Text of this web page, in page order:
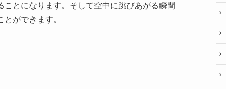
とになります。そして空中に跳びあがる瞬間
ができます。